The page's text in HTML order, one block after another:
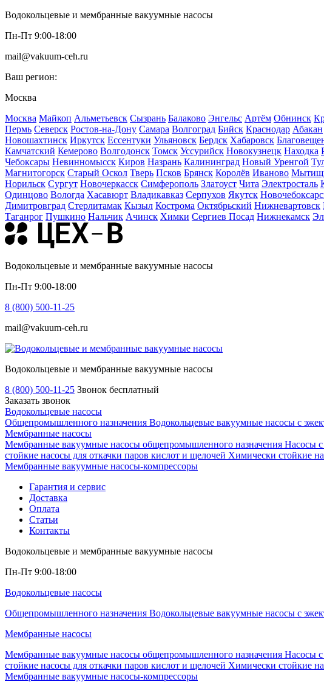
Водокольцевые и мембранные вакуумные насосы
Пн-Пт 9:00-18:00
mail@vakuum-ceh.ru
Ваш регион:
Москва
Москва Майкоп Альметьевск Сызрань Балаково Энгельс Артём Обнинск
Пермь Северск Ростов-на-Дону Самара Волгоград Бийск Краснодар Абакан
Новошахтинск Иркутск Ессентуки Ульяновск Бердск Хабаровск
Камчатский Кемерово Волгодонск Томск Уссурийск Новокузнецк Находка
Чебоксары Невинномысск Киров Назрань Калининград Новый Уренгой
Магнитогорск Старый Оскол Тверь Псков Брянск Королёв Иваново
Норильск Сургут Новочеркасск Симферополь Златоуст Чита Электросталь
Одинцово Вологда Хасавюрт Владикавказ Серпухов Якутск
Димитровград Стерлитамак Кызыл Кострома Октябрьский Нижневартовск
Таганрог Пушкино Нальчик Ачинск Химки Сергиев Посад Нижнекамск
Водокольцевые и мембранные вакуумные насосы
Пн-Пт 9:00-18:00
8 (800) 500-11-25
mail@vakuum-ceh.ru
Водокольцевые и мембранные вакуумные насосы
8 (800) 500-11-25 Звонок бесплатный
Заказать звонок
Водокольцевые насосы
Общепромышленного назначения Водокольцевые вакуумные насосы с
Мембранные насосы
Мембранные вакуумные насосы общепромышленного назначения Насосы
стойкие насосы для откачки паров кислот и щелочей Химически стойкие
Мембранные вакуумные насосы-компрессоры
Гарантия и сервис
Доставка
Оплата
Статьи
Контакты
Водокольцевые и мембранные вакуумные насосы
Пн-Пт 9:00-18:00
Водокольцевые насосы
Общепромышленного назначения Водокольцевые вакуумные насосы с
Мембранные насосы
Мембранные вакуумные насосы общепромышленного назначения Насосы
стойкие насосы для откачки паров кислот и щелочей Химически стойкие
Мембранные вакуумные насосы-компрессоры